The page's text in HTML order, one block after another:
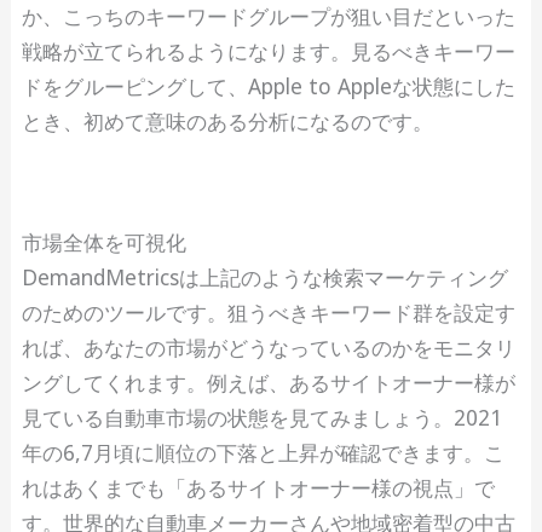
か、こっちのキーワードグループが狙い目だといった
戦略が立てられるようになります。見るべきキーワー
ドをグルーピングして、Apple to Appleな状態にした
とき、初めて意味のある分析になるのです。
市場全体を可視化
DemandMetricsは上記のような検索マーケティング
のためのツールです。狙うべきキーワード群を設定す
れば、あなたの市場がどうなっているのかをモニタリ
ングしてくれます。例えば、あるサイトオーナー様が
見ている自動車市場の状態を見てみましょう。2021
年の6,7月頃に順位の下落と上昇が確認できます。こ
れはあくまでも「あるサイトオーナー様の視点」で
す。世界的な自動車メーカーさんや地域密着型の中古